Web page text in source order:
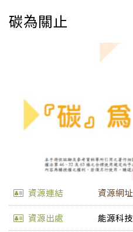
碳為關止
資源連結 資源網址
資源出處 能源科